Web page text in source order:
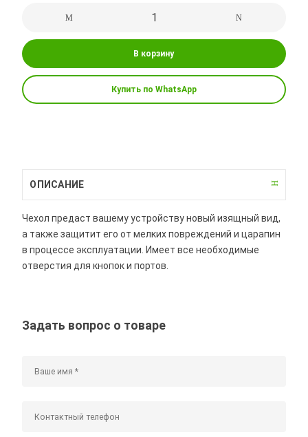
В корзину
Купить по WhatsApp
ОПИСАНИЕ
Чехол предаст вашему устройству новый изящный вид,
а также защитит его от мелких повреждений и царапин
в процессе эксплуатации. Имеет все необходимые
отверстия для кнопок и портов.
Задать вопрос о товаре